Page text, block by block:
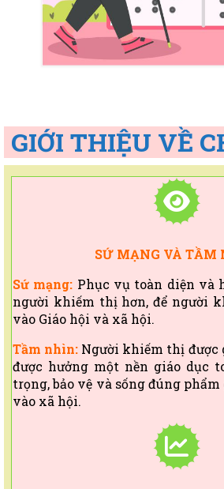
SỨ MẠNG VÀ TẦM
Phục vụ toàn diện và
người khiếm thị hơn, để người
vào Giáo hội và xã hội.
Tầm nhìn:Người khiếm thị được
được hưởng một nền giáo dục
trọng, bảo vệ và sống đúng phẩm
vào xã hội.
HÌNH THÀNH VÀ PHÁT